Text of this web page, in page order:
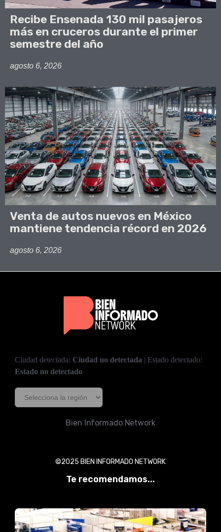
Recibe Ensenada 130 mil pasajeros
más en cruceros durante el primer
semestre del año
agosto 6, 2026
Venta de autos nuevos en México
mantiene tendencia récord en 2026
agosto 6, 2026
Ciudad detectada: Ciudad no detectada | Estado detectado:
Estado no detectado
Bien Informado Network
©2025 BIEN INFORMADO NETWORK
Te recomendamos...